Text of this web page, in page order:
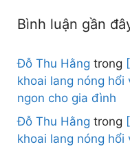
Bình luận gần
Đỗ Thu Hằng trong
khoai lang nóng hổi
ngon cho gia đình
Đỗ Thu Hằng trong
khoai lang nóng hổi